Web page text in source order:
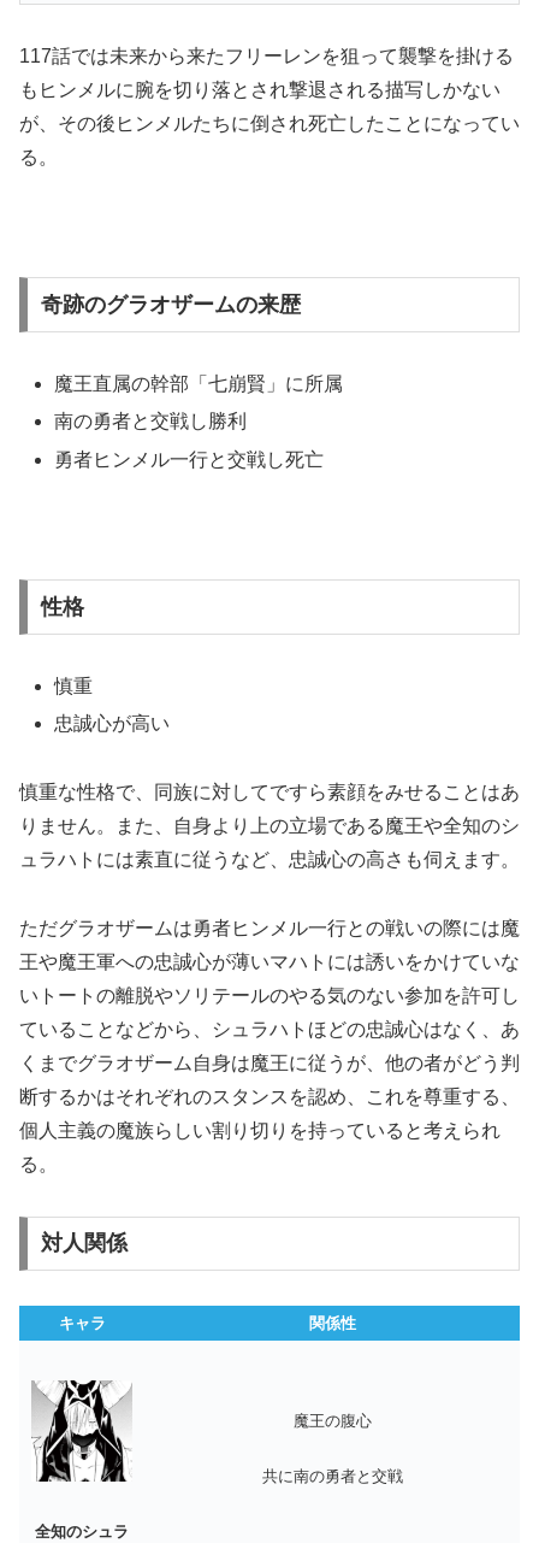
117話では未来から来たフリーレンを狙って襲撃を掛ける
もヒンメルに腕を切り落とされ撃退される描写しかない
が、その後ヒンメルたちに倒され死亡したことになってい
る。
奇跡のグラオザームの来歴
魔王直属の幹部「七崩賢」に所属
南の勇者と交戦し勝利
勇者ヒンメル一行と交戦し死亡
性格
慎重
忠誠心が高い
慎重な性格で、同族に対してですら素顔をみせることはあ
りません。また、自身より上の立場である魔王や全知のシ
ュラハトには素直に従うなど、忠誠心の高さも伺えます。
ただグラオザームは勇者ヒンメル一行との戦いの際には魔
王や魔王軍への忠誠心が薄いマハトには誘いをかけていな
いトートの離脱やソリテールのやる気のない参加を許可し
ていることなどから、シュラハトほどの忠誠心はなく、あ
くまでグラオザーム自身は魔王に従うが、他の者がどう判
断するかはそれぞれのスタンスを認め、これを尊重する、
個人主義の魔族らしい割り切りを持っていると考えられ
る。
対人関係
キャラ 関係性
全知のシュラ
魔王の腹心
共に南の勇者と交戦